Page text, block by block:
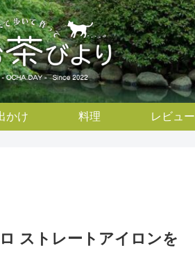
かけ 料理 レビュー
ストレートアイロンを